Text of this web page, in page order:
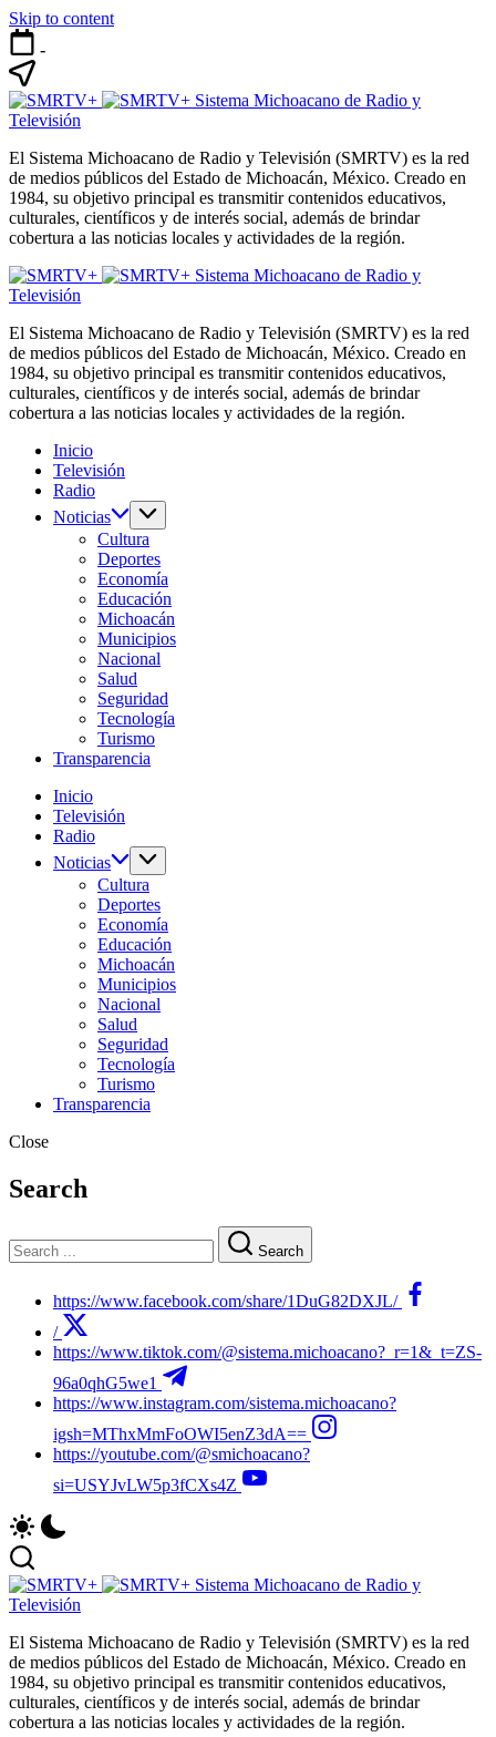
Skip to content
-
Sistema Michoacano de Radio y
Televisión
El Sistema Michoacano de Radio y Televisión (SMRTV) es la red
de medios públicos del Estado de Michoacán, México. Creado en
1984, su objetivo principal es transmitir contenidos educativos,
culturales, científicos y de interés social, además de brindar
cobertura a las noticias locales y actividades de la región.
Sistema Michoacano de Radio y
Televisión
El Sistema Michoacano de Radio y Televisión (SMRTV) es la red
de medios públicos del Estado de Michoacán, México. Creado en
1984, su objetivo principal es transmitir contenidos educativos,
culturales, científicos y de interés social, además de brindar
cobertura a las noticias locales y actividades de la región.
Inicio
Televisión
Radio
Noticias
Cultura
Deportes
Economía
Educación
Michoacán
Municipios
Nacional
Salud
Seguridad
Tecnología
Turismo
Transparencia
Inicio
Televisión
Radio
Noticias
Cultura
Deportes
Economía
Educación
Michoacán
Municipios
Nacional
Salud
Seguridad
Tecnología
Turismo
Transparencia
Close
Search
Search
https://www.facebook.com/share/1DuG82DXJL/
/
https://www.tiktok.com/@sistema.michoacano?_r=1&_t=ZS-
96a0qhG5we1
https://www.instagram.com/sistema.michoacano?
igsh=MThxMmFoOWI5enZ3dA==
https://youtube.com/@smichoacano?
si=USYJvLW5p3fCXs4Z
Sistema Michoacano de Radio y
Televisión
El Sistema Michoacano de Radio y Televisión (SMRTV) es la red
de medios públicos del Estado de Michoacán, México. Creado en
1984, su objetivo principal es transmitir contenidos educativos,
culturales, científicos y de interés social, además de brindar
cobertura a las noticias locales y actividades de la región.